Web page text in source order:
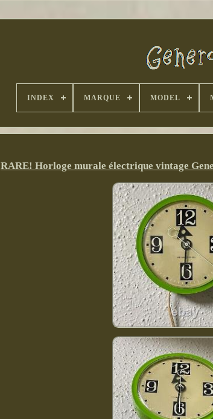
INDEX MARQUE MODEL
RARE! Horloge murale électrique vintage